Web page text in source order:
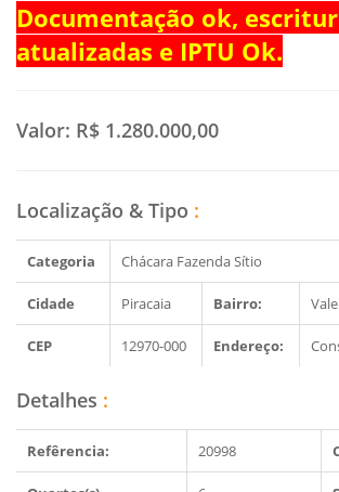
Documentação ok,
atualizadas e IPTU Ok.
Valor: R$ 1.280.000,00
Localização & Tipo :
Categoria Chácara Fazenda Sítio
Cidade Piracaia Bairro:
CEP 12970-000 Endereço:
Detalhes :
Refêrencia: 20998